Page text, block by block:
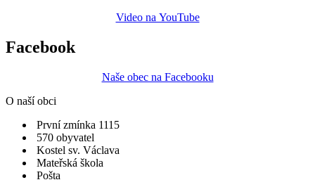
Video na YouTube
Facebook
Naše obec na Facebooku
O naší obci
První zmínka 1115
570 obyvatel
Kostel sv. Václava
Mateřská škola
Pošta